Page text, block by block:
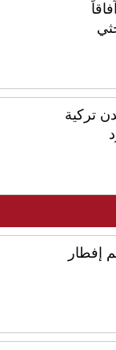
تركية
إفطار